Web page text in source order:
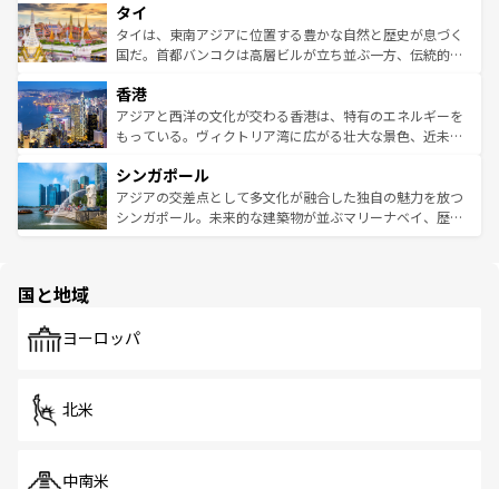
リティに包まれながら、韓国の多彩な魅力を心ゆくまで味
わってみてほしい。 なお、新着の韓国情報はコンテンツ一
覧を参照してほしい。
急速な発展と共に伝統が息づく。ハノイの古い町並みやホ
ーチミン市のフランス統治時代の建物も、独特の雰囲気を
醸し出している。また、バラエティの豊かさとおいしさで
とつ。フォーやバインミー、ベトナムコーヒーなどは、ぜ
ひ現地で味わいたい。どの地域を訪れてもあたたかい人々
が旅行者を迎えてくれるので、きっと忘れられない旅にな
参照してほしい。
タイ
タイは、東南アジアに位置する豊かな自然と歴史が息づく
国だ。首都バンコクは高層ビルが立ち並ぶ一方、伝統的な
の活気が交差している。北部ではチェンマイなどの山岳地
帯で自然と触れ合い、南部ではプーケットやクラビの美し
いビーチでリゾート気分を楽しむことができる。タイ料理
激する。気候は一年中温暖で、どの季節にも異なる楽しみ
が待っている。親しみやすいタイの人々、仏教を中心とし
た文化、そして多様な観光資源が、訪れる旅人を魅了し続
香港
アジアと西洋の文化が交わる香港は、特有のエネルギーを
もっている。ヴィクトリア湾に広がる壮大な景色、近未来
み、どこを訪れても感動するはず。観光スポットが密集し
ており、効率よく見どころを回れるのも魅力。息をのむよ
うな絶景から文化的な体験まで、香港を存分に楽しみ尽く
シンガポール
アジアの交差点として多文化が融合した独自の魅力を放つ
シンガポール。未来的な建築物が並ぶマリーナベイ、歴史
で、ホーカーズは地元の風情を楽しめる外せないスポット
国と地域
ヨーロッパ
北米
中南米